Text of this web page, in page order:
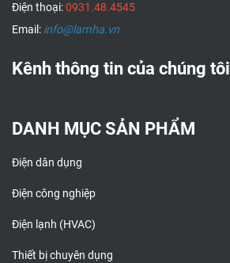
Điện thoại:0931.48.4545
Email: info@lamha.vn
Kênh thông tin của chúng tôi
DANH MỤC SẢN PHẨM
Điện dân dụng
Điện công nghiệp
Điện lạnh (HVAC)
Thiết bị chuyên dụng